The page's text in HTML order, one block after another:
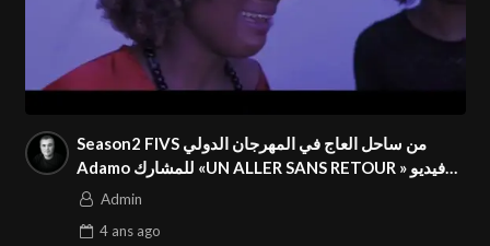
Season2 FIVS من ساحل العاج في المهرجان الدولي
Adamo للمشارك «UN ALLER SANS RETOUR » فيديو
بعنوانAdmin
4 ans ago